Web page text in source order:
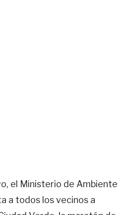
el Ministerio de Ambiente
a todos los vecinos a